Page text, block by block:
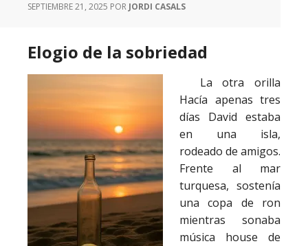
SEPTIEMBRE 21, 2025 POR JORDI CASALS
Elogio de la sobriedad
La otra orilla
Hacía apenas tres
días David estaba
en una isla,
rodeado de amigos.
Frente al mar
turquesa, sostenía
una copa de ron
mientras sonaba
música house de